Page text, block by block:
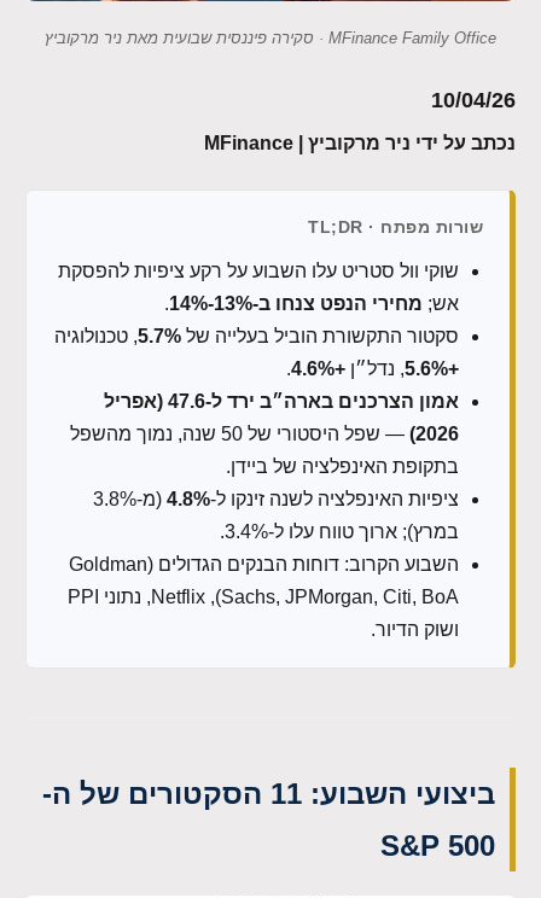
MFinance Family Office · סקירה פיננסית שבועית מאת ניר מרקוביץ
10/04/26
נכתב על ידי ניר מרקוביץ | MFinance
שורות מפתח · TL;DR
שוקי וול סטריט עלו השבוע על רקע ציפיות להפסקת
אש; מחירי הנפט צנחו ב-13%-14%
.
סקטור התקשורת הוביל בעלייה של 5.7%, טכנולוגיה
+5.6%
, נדל״ן +4.6%
.
אמון הצרכנים בארה״ב ירד ל-47.6 (אפריל
2026)
— שפל היסטורי של 50 שנה, נמוך מהשפל
בתקופת האינפלציה של ביידן.
ציפיות האינפלציה לשנה זינקו ל-4.8%
(מ-3.8%
במרץ); ארוך טווח עלו ל-3.4%.
השבוע הקרוב: דוחות הבנקים הגדולים (Goldman
Sachs, JPMorgan, Citi, BoA), Netflix, נתוני PPI
ושוק הדיור.
ביצועי השבוע: 11 הסקטורים של ה-
S&P 500